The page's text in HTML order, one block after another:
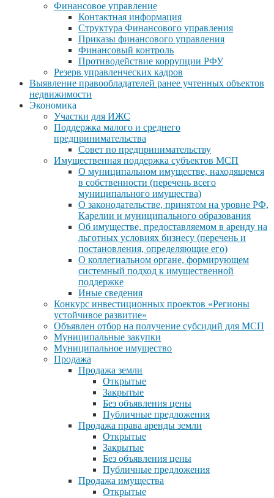
Финансовое управление
Контактная информация
Структура Финансового управления
Приказы финансового управления
Финансовый контроль
Противодействие коррупции РФУ
Резерв управленческих кадров
Выявление правообладателей ранее учтенных объектов
недвижимости
Экономика
Участки для ИЖС
Поддержка малого и среднего
предпринимательства
Совет по предпринимательству
Имущественная поддержка субъектов МСП
О муниципальном имуществе, находящемся
в собственности (перечень всего
муниципального имущества)
О законодательстве, принятом на уровне РФ,
Карелии и муниципального образования
Об имуществе, предоставляемом в аренду на
льготных условиях бизнесу (перечень и
постановления, определяющие его)
О коллегиальном органе, формирующем
системный подход к имущественной
поддержке
Иные сведения
Конкурс инвестиционных проектов «Регионы
устойчивое развитие»
Объявлен отбор на получение субсидий для МСП
Муниципальные закупки
Муниципальное имущество
Продажа
Продажа земли
Открытые
Закрытые
Без объявления цены
Публичные предложения
Продажа права аренды земли
Открытые
Закрытые
Без объявления цены
Публичные предложения
Продажа имущества
Открытые